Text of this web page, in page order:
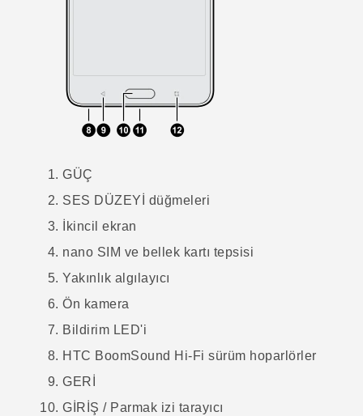
GÜÇ
SES DÜZEYİ
düğmeleri
İkincil ekran
nano SIM ve bellek kartı tepsisi
Yakınlık algılayıcı
Ön kamera
Bildirim LED'i
HTC BoomSound Hi-Fi sürüm hoparlörler
GERİ
GİRİŞ / Parmak izi tarayıcı